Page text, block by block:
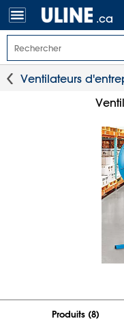
.ca
Ventilateurs
Produits (8)